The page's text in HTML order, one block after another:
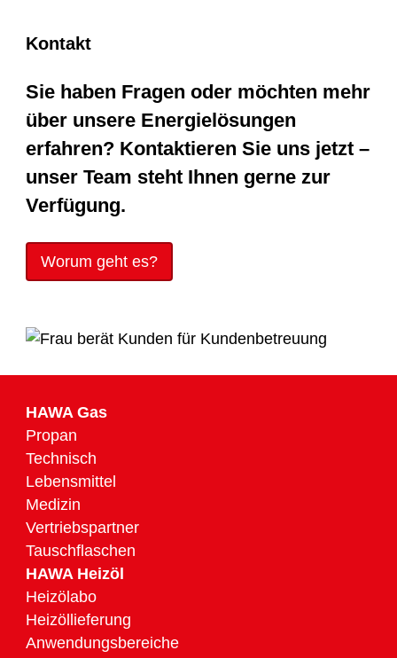
Kontakt
Sie haben Fragen oder möchten mehr
über unsere Energielösungen
erfahren? Kontaktieren Sie uns jetzt –
unser Team steht Ihnen gerne zur
Verfügung.
Worum geht es?
HAWA Gas
Propan
Technisch
Lebensmittel
Medizin
Vertriebspartner
Tauschflaschen
HAWA Heizöl
Heizölabo
Heizöllieferung
Anwendungsbereiche